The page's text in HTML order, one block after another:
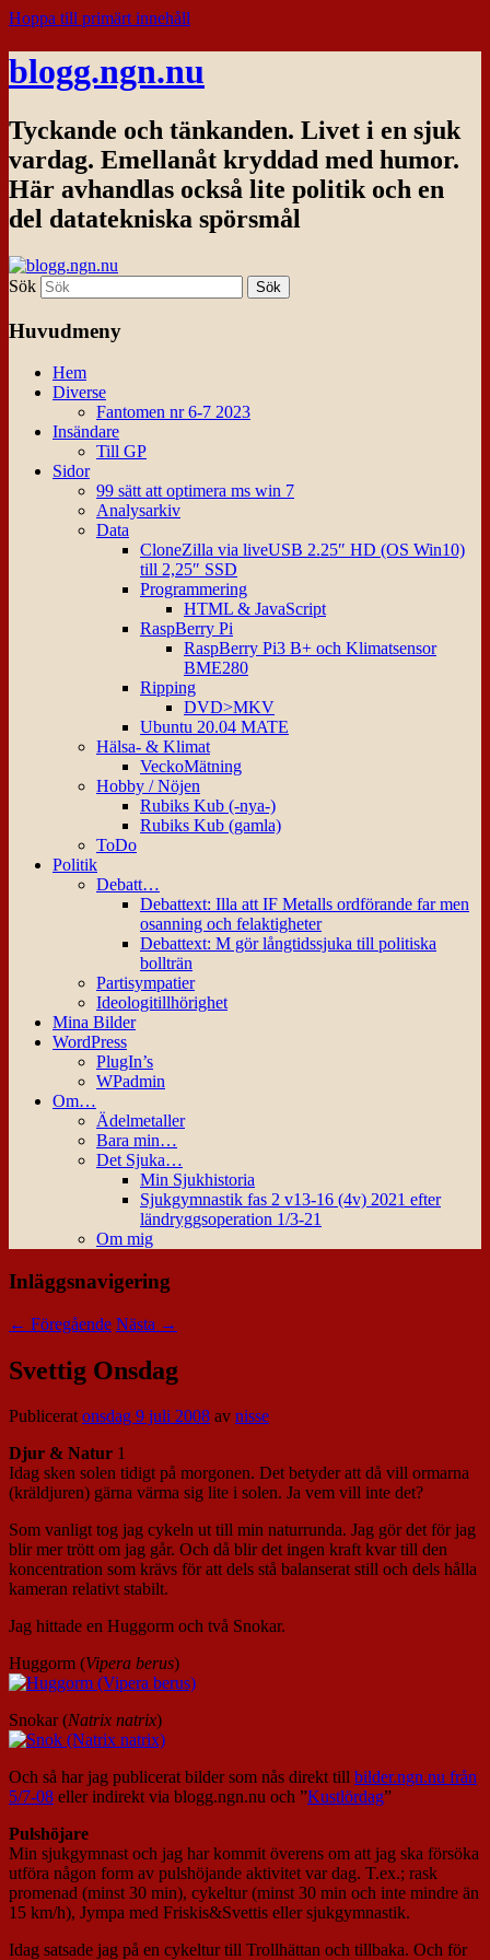
Hoppa till primärt innehåll
blogg.ngn.nu
Tyckande och tänkanden. Livet i en sjuk
vardag. Emellanåt kryddad med humor.
Här avhandlas också lite politik och en
del datatekniska spörsmål
Sök
Huvudmeny
Hem
Diverse
Fantomen nr 6-7 2023
Insändare
Till GP
Sidor
99 sätt att optimera ms win 7
Analysarkiv
Data
CloneZilla via liveUSB 2.25″ HD (OS Win10)
till 2,25″ SSD
Programmering
HTML & JavaScript
RaspBerry Pi
RaspBerry Pi3 B+ och Klimatsensor
BME280
Ripping
DVD>MKV
Ubuntu 20.04 MATE
Hälsa- & Klimat
VeckoMätning
Hobby / Nöjen
Rubiks Kub (-nya-)
Rubiks Kub (gamla)
ToDo
Politik
Debatt…
Debattext: Illa att IF Metalls ordförande far men
osanning och felaktigheter
Debattext: M gör långtidssjuka till politiska
bollträn
Partisympatier
Ideologitillhörighet
Mina Bilder
WordPress
PlugIn’s
WPadmin
Om…
Ädelmetaller
Bara min…
Det Sjuka…
Min Sjukhistoria
Sjukgymnastik fas 2 v13-16 (4v) 2021 efter
ländryggsoperation 1/3-21
Om mig
Inläggsnavigering
← Föregående Nästa →
Svettig Onsdag
Publiceratonsdag 9 juli 2008 av nisse
Djur & Natur 1
Idag sken solen tidigt på morgonen. Det betyder att då vill ormarna
(kräldjuren) gärna värma sig lite i solen. Ja vem vill inte det?
Som vanligt tog jag cykeln ut till min naturrunda. Jag gör det för jag
blir mer trött om jag går. Och då blir det ingen kraft kvar till den
koncentration som krävs för att dels stå balanserat still och dels hålla
kameran relativt stabilt.
Jag hittade en Huggorm och två Snokar.
Huggorm (Vipera berus)
Snokar (Natrix natrix)
Och så har jag publicerat bilder som nås direkt till bilder.ngn.nu från
5/7-08 eller indirekt via blogg.ngn.nu och ”Kustlördag”
Pulshöjare
Min sjukgymnast och jag har kommit överens om att jag ska försöka
utföra någon form av pulshöjande aktivitet var dag. T.ex.; rask
promenad (minst 30 min), cykeltur (minst 30 min och inte mindre än
15 km/h), Jympa med Friskis&Svettis eller sjukgymnastik.
Idag satsade jag på en cykeltur till Trollhättan och tillbaka. Och för